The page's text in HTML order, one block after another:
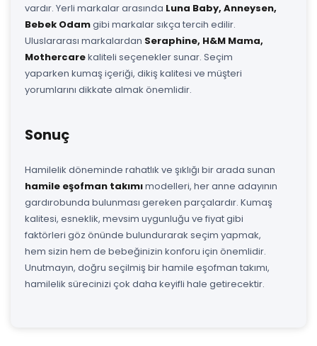
vardır. Yerli markalar arasında Luna Baby, Anneysen,
Bebek Odamgibi markalar sıkça tercih edilir.
Uluslararası markalardan Seraphine, H&M Mama,
Mothercarekaliteli seçenekler sunar. Seçim
yaparken kumaş içeriği, dikiş kalitesi ve müşteri
yorumlarını dikkate almak önemlidir.
Sonuç
Hamilelik döneminde rahatlık ve şıklığı bir arada sunan
hamile eşofman takımımodelleri, her anne adayının
gardırobunda bulunması gereken parçalardır. Kumaş
kalitesi, esneklik, mevsim uygunluğu ve fiyat gibi
faktörleri göz önünde bulundurarak seçim yapmak,
hem sizin hem de bebeğinizin konforu için önemlidir.
Unutmayın, doğru seçilmiş bir hamile eşofman takımı,
hamilelik sürecinizi çok daha keyifli hale getirecektir.